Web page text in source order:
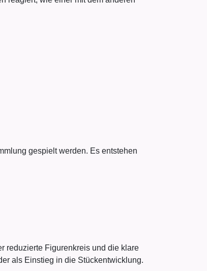
gespielt werden. Es entstehen
reduzierte Figurenkreis und die klare
als Einstieg in die Stückentwicklung.